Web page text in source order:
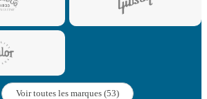
Voir toutes les marques (53)